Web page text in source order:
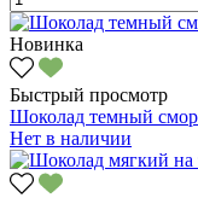
Новинка
Быстрый просмотр
Шоколад темный
Нет в наличии